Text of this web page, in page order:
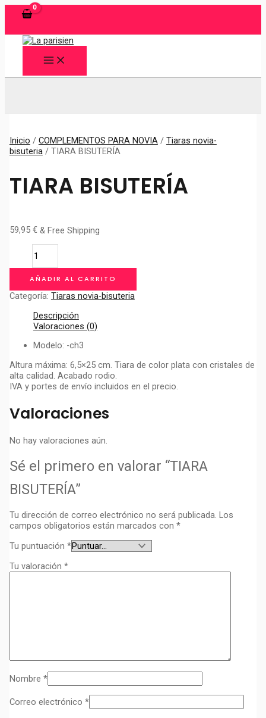
MAIN
MENU
Inicio / COMPLEMENTOS PARA NOVIA/ Tiaras novia-
bisuteria/ TIARA BISUTERÍA
TIARA BISUTERÍA
59,95 € & Free Shipping
BISUTERÍA
cantidad
AÑADIR AL CARRITO
Categoría: Tiaras novia-bisuteria
Descripción
Valoraciones (0)
Modelo: -ch3
Altura máxima: 6,5×25 cm. Tiara de color plata con cristales de
alta calidad. Acabado rodio.
IVA y portes de envío incluidos en el precio.
Valoraciones
No hay valoraciones aún.
Sé el primero en valorar “TIARA
BISUTERÍA”
Tu dirección de correo electrónico no será publicada. Los
campos obligatorios están marcados con *
Tu puntuación *
Tu valoración *
Nombre *
Correo electrónico *